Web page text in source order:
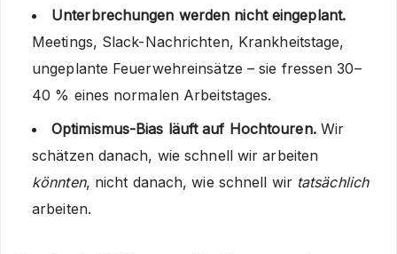
Unterbrechungen werden nicht eingeplant.
Meetings, Slack-Nachrichten, Krankheitstage,
ungeplante Feuerwehreinsätze – sie fressen 30–
40 % eines normalen Arbeitstages.
Optimismus-Bias läuft auf Hochtouren.Wir
schätzen danach, wie schnell wir arbeiten
könnten, nicht danach, wie schnell wir tatsächlich
arbeiten.